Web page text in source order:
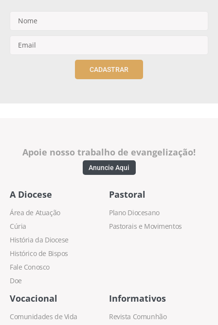
CADASTRAR
Apoie nosso trabalho de evangelização!
Anuncie Aqui
A Diocese
Área de Atuação
Cúria
História da Diocese
Histórico de Bispos
Fale Conosco
Doe
Pastoral
Plano Diocesano
Pastorais e Movimentos
Vocacional
Comunidades de Vida
Informativos
Revista Comunhão